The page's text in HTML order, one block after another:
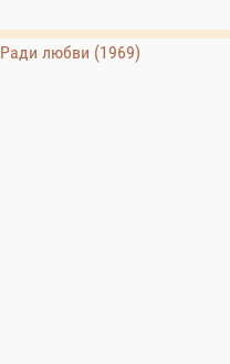
Ради любви (1969)